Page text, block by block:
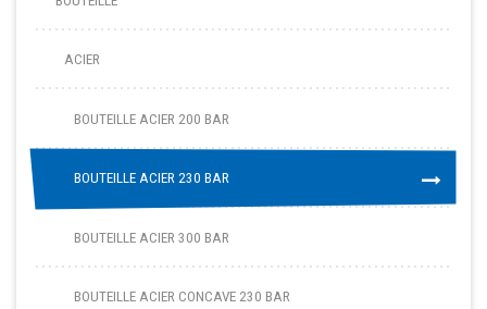
ACIER
BOUTEILLE ACIER 200 BAR
BOUTEILLE ACIER 230 BAR
BOUTEILLE ACIER 230 BAR
BOUTEILLE ACIER 300 BAR
BOUTEILLE ACIER CONCAVE 230 BAR